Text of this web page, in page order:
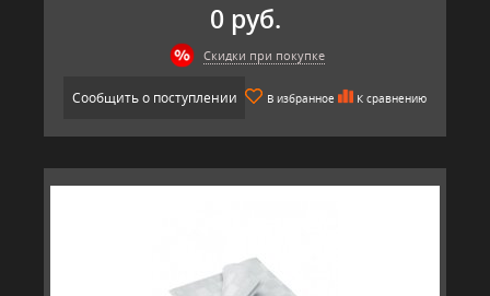
0 руб.
Скидки при покупке
Сообщить о поступлении В избранное К сравнению